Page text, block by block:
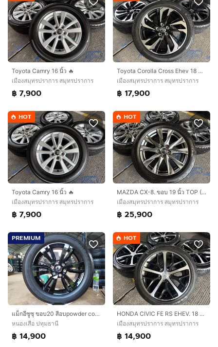
Toyota Camry 16 นิ้ว 🔥
เมืองสมุทรปราการ สมุทรปราการ
฿ 7,900
Toyota Corolla Cross Ehev 18 นิ้ว Top🔥
เมืองสมุทรปราการ สมุทรปราการ
฿ 17,900
HOT
Toyota Camry 16 นิ้ว 🔥
เมืองสมุทรปราการ สมุทรปราการ
฿ 7,900
HOT
MAZDA CX-8. ขอบ 19 นิ้ว TOP (สี Hyper)🔥
เมืองสมุทรปราการ สมุทรปราการ
฿ 25,900
PREMIUM
แม็กอีซูซุ ขอบ20 สีอบpowder coat พร้อมยางบริสโตน 265 50 20 ปี23 ยางสวยทุกเส้นตามรูป ใส่ isuzu ตัวสูงได้ทุกรุ่น mu-x มิว 7
หนองเสือ ปทุมธานี
฿ 14,900
HOT
HONDA CIVIC FE RS EHEV. 18 นิ้ว TOP🔥
เมืองสมุทรปราการ สมุทรปราการ
฿ 14,900